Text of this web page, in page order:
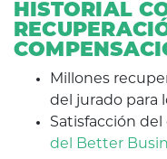
HISTORIAL
Millones
del jurado para
Satisfacción
del Better